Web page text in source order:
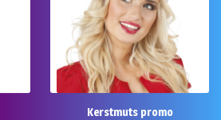
Kerstmuts promo